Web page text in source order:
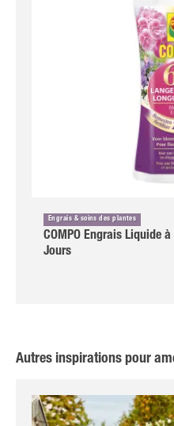
Engrais & soins des plantes
COMPO Engrais Liquide
Jours
Autres inspirations pour